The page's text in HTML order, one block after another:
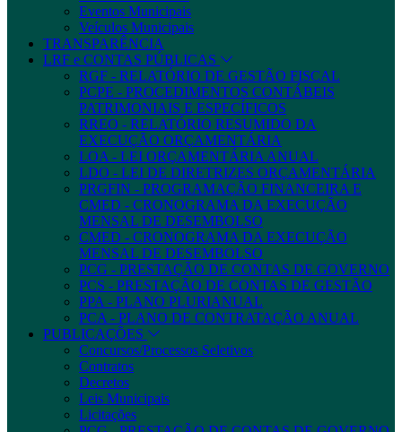
Eventos Municipais
Veículos Municipais
TRANSPARÊNCIA
LRF e CONTAS PÚBLICAS
RGF - RELATÓRIO DE GESTÃO FISCAL
PCPE - PROCEDIMENTOS CONTÁBEIS
PATRIMONIAIS E ESPECÍFICOS
RREO - RELATÓRIO RESUMIDO DA
EXECUÇÃO ORÇAMENTÁRIA
LOA - LEI ORÇAMENTÁRIA ANUAL
LDO - LEI DE DIRETRIZES ORÇAMENTÁRIA
PRGFIN - PROGRAMAÇÃO FINANCEIRA E
CMED - CRONOGRAMA DA EXECUÇÃO
MENSAL DE DESEMBOLSO
CMED - CRONOGRAMA DA EXECUÇÃO
MENSAL DE DESEMBOLSO
PCG - PRESTAÇÃO DE CONTAS DE GOVERNO
PCS - PRESTAÇÃO DE CONTAS DE GESTÃO
PPA - PLANO PLURIANUAL
PCA - PLANO DE CONTRATAÇÃO ANUAL
PUBLICAÇÕES
Concursos/Processos Seletivos
Contratos
Decretos
Leis Municipais
Licitações